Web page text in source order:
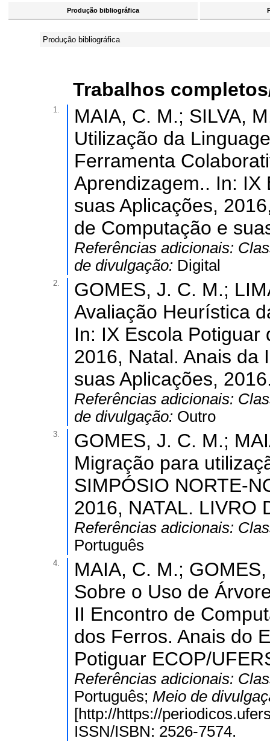
Produção bibliográfica
Produção bibliográfica
Trabalhos
1.
MAIA, C. M.; SILVA,
Utilização da
Ferramenta
Aprendizagem.. In: IX
suas Aplicações,
de Computação e
Referências adicionais:
de divulgação: Digital
2.
GOMES, J. C. M.;
Avaliação Heurística
In: IX Escola Potiguar
2016, Natal. Anais da
suas Aplicações,
Referências adicionais:
de divulgação: Outro
3.
GOMES, J. C. M.;
Migração para
SIMPÓSIO NORTE-
2016, NATAL. LIVRO
Referências adicionais:
Português
4.
MAIA, C. M.;
Sobre o Uso de
II Encontro de
dos Ferros. Anais do
Potiguar ECOP/
Referências adicionais:
Português; Meio de
[http://https://
ISSN/ISBN: 2526-7574.